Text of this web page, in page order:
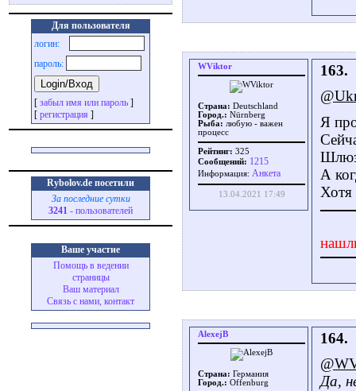
Для пользователя
логин:
пароль:
[ забыл имя или пароль ]
[ регистрация ]
Rybolov.de посетили
За последние сутки
3241 - пользователей
Ваше участие
Помощь в ведении
страницы
Ваш материал
Связь с нами, контакт
WViktor
Страна: Deutschland
Город.: Nürnberg
Рыба: любую - важен
процесс
Рейтинг: 325
Сообщений: 1215
Информация: Aнкета
13.04.2021 17:49
163.
Я
А
Хотя
AlexejB
Страна: Германия
Город.: Offenburg
164.
Да,